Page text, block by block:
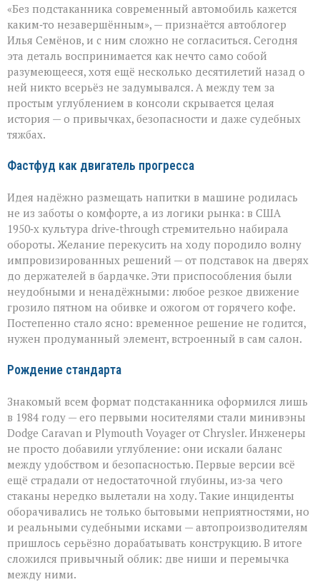
незаметный
герой
автомобильного
салона
«Без подстаканника современный автомобиль кажется
каким‑то незавершённым», — признаётся автоблогер
Илья Семёнов, и с ним сложно не согласиться. Сегодня
эта деталь воспринимается как нечто само собой
разумеющееся, хотя ещё несколько десятилетий назад о
ней никто всерьёз не задумывался. А между тем за
простым углублением в консоли скрывается целая
история — о привычках, безопасности и даже судебных
тяжбах.
Фастфуд как двигатель прогресса
Идея надёжно размещать напитки в машине родилась
не из заботы о комфорте, а из логики рынка: в США
1950‑х культура drive‑through стремительно набирала
обороты. Желание перекусить на ходу породило волну
импровизированных решений — от подставок на дверях
до держателей в бардачке. Эти приспособления были
неудобными и ненадёжными: любое резкое движение
грозило пятном на обивке и ожогом от горячего кофе.
Постепенно стало ясно: временное решение не годится,
нужен продуманный элемент, встроенный в сам салон.
Рождение стандарта
Знакомый всем формат подстаканника оформился лишь
в 1984 году — его первыми носителями стали минивэны
Dodge Caravan и Plymouth Voyager от Chrysler. Инженеры
не просто добавили углубление: они искали баланс
между удобством и безопасностью. Первые версии всё
ещё страдали от недостаточной глубины, из‑за чего
стаканы нередко вылетали на ходу. Такие инциденты
оборачивались не только бытовыми неприятностями, но
и реальными судебными исками — автопроизводителям
пришлось серьёзно дорабатывать конструкцию. В итоге
сложился привычный облик: две ниши и перемычка
между ними.